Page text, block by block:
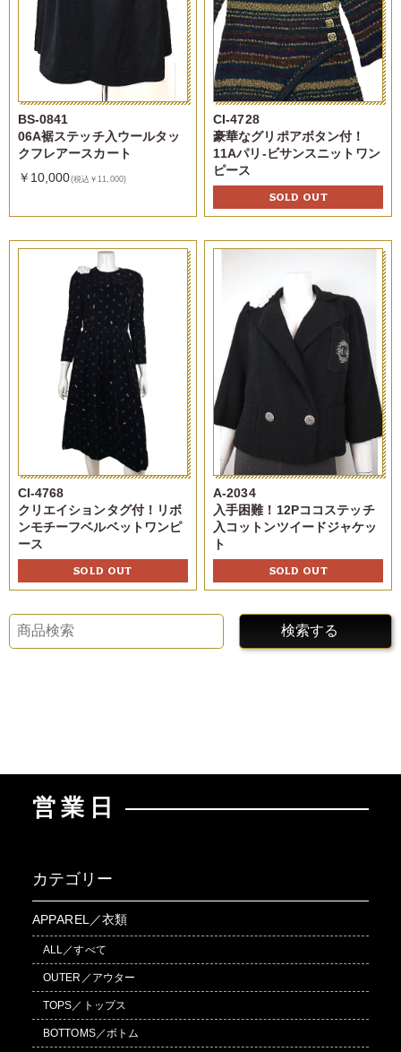
BS-0841
06A裾ステッチ入ウールタッ
クフレアースカート
￥10,000(税込￥11,000)
CI-4728
豪華なグリポアボタン付！
11Aパリ-ビサンスニットワン
ピース
SOLD OUT
CI-4768
クリエイションタグ付！リボ
ンモチーフベルベットワンピ
ース
SOLD OUT
A-2034
入手困難！12Pココステッチ
入コットンツイードジャケッ
ト
SOLD OUT
検索する
営業日
カテゴリー
APPAREL／衣類
ALL／すべて
OUTER／アウター
TOPS／トップス
BOTTOMS／ボトム